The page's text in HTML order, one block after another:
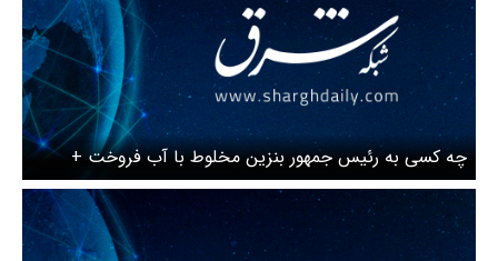
چه کسی به رئیس جمهور بنزین مخلوط با آب فروخت +
ویدئو